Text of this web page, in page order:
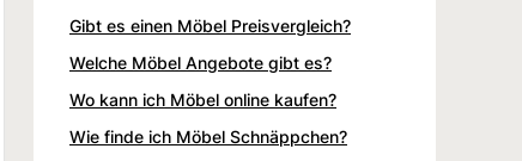
Gibt es einen Möbel Preisvergleich?
Welche Möbel Angebote gibt es?
Wo kann ich Möbel online kaufen?
Wie finde ich Möbel Schnäppchen?